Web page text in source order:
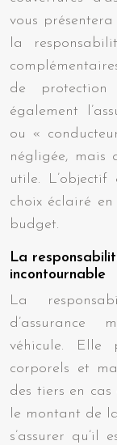
vous
la
de protection
également
ou «
négligée, mais
utile.
choix éclairé
budget.
La
incontournable
La
véhicule. Elle
corporels et
des tiers en cas
le montant de
s’assurer qu’il